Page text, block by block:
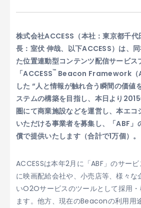
株式会社ACCESS（本社：東京都千
長：室伏 伸哉、以下ACCESS）は、
た位置連動型コンテンツ配信サービス
「ACCESS™ Beacon Framework（
した “人と情報が触れ合う瞬間の価値
ステムの構築を目指し、本日より
圏にて商業施設などを運営し、本エコ
いただける事業者を募集し、「ABF
償で提供いたします（合計で1万個）。
ACCESSは本年2月に「ABF」のサー
に映画配給会社や、小売店等、様々な
いO2Oサービスのツールとして採用
ます。他方、現在のBeaconの利用用